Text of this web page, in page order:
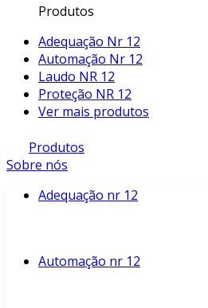
Produtos
Adequação Nr 12
Automação Nr 12
Laudo NR 12
Proteção NR 12
Ver mais produtos
Produtos
Sobre nós
Adequação nr 12
Automação nr 12